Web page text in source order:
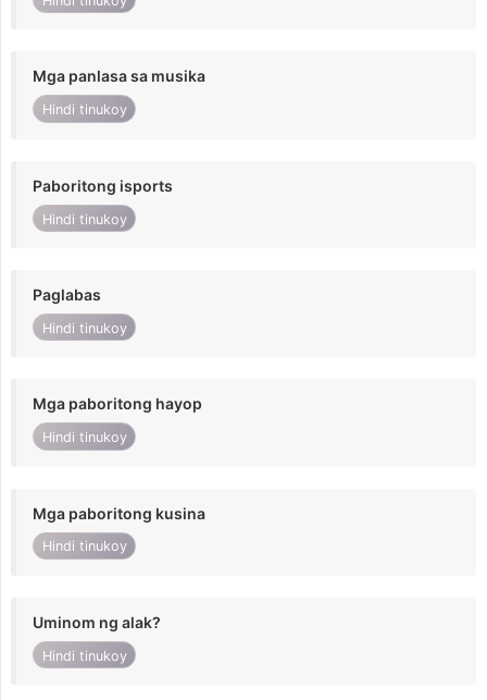
Mga panlasa sa musika
Hindi tinukoy
Paboritong isports
Hindi tinukoy
Paglabas
Hindi tinukoy
Mga paboritong hayop
Hindi tinukoy
Mga paboritong kusina
Hindi tinukoy
Uminom ng alak?
Hindi tinukoy